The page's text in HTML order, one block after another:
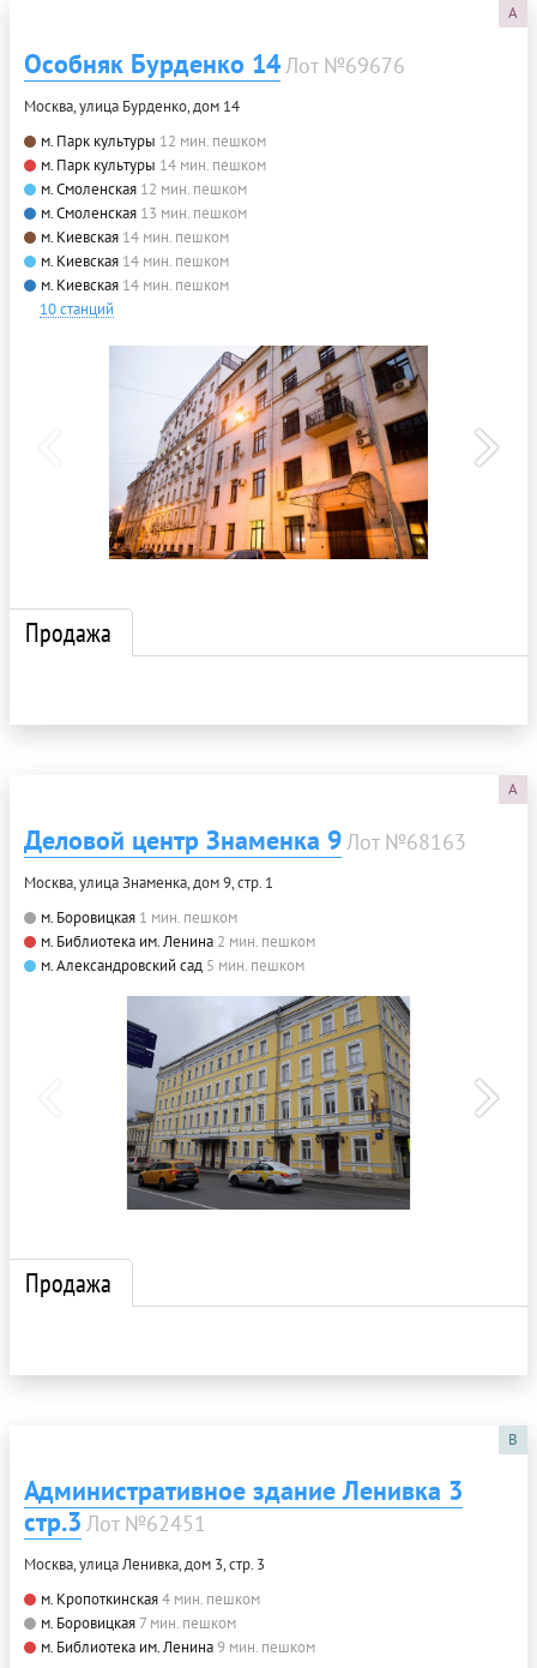
A
Особняк Бурденко 14Лот №69676
Москва, улица Бурденко, дом 14
м. Парк культуры 12 мин. пешком
м. Парк культуры 14 мин. пешком
м. Смоленская 12 мин. пешком
м. Смоленская 13 мин. пешком
м. Киевская 14 мин. пешком
м. Киевская 14 мин. пешком
м. Киевская 14 мин. пешком
10 станций
Продажа
A
Деловой центр Знаменка 9Лот №68163
Москва, улица Знаменка, дом 9, стр. 1
м. Боровицкая 1 мин. пешком
м. Библиотека им. Ленина 2 мин. пешком
м. Александровский сад 5 мин. пешком
Продажа
B
Административное здание Ленивка 3
стр.3 Лот №62451
Москва, улица Ленивка, дом 3, стр. 3
м. Кропоткинская4 мин. пешком
м. Боровицкая 7 мин. пешком
м. Библиотека им. Ленина9 мин. пешком